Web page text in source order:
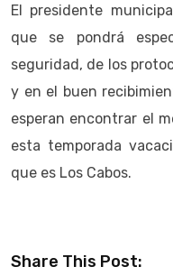
El presidente
que se pondrá
seguridad, de los
y en el buen
esperan encontrar el
esta temporada
que es Los Cabos.
Share This Post: